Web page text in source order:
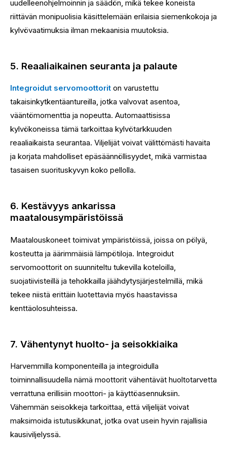
uudelleenohjelmoinnin ja säädön, mikä tekee koneista
riittävän monipuolisia käsittelemään erilaisia ​​siemenkokoja ja
kylvövaatimuksia ilman mekaanisia muutoksia.
5. Reaaliaikainen seuranta ja palaute
Integroidut servomoottorit on varustettu
takaisinkytkentäantureilla, jotka valvovat asentoa,
vääntömomenttia ja nopeutta. Automaattisissa
kylvökoneissa tämä tarkoittaa kylvötarkkuuden
reaaliaikaista seurantaa. Viljelijät voivat välittömästi havaita
ja korjata mahdolliset epäsäännöllisyydet, mikä varmistaa
tasaisen suorituskyvyn koko pellolla.
6. Kestävyys ankarissa
maatalousympäristöissä
Maatalouskoneet toimivat ympäristöissä, joissa on pölyä,
kosteutta ja äärimmäisiä lämpötiloja. Integroidut
servomoottorit on suunniteltu tukevilla koteloilla,
suojatiivisteillä ja tehokkailla jäähdytysjärjestelmillä, mikä
tekee niistä erittäin luotettavia myös haastavissa
kenttäolosuhteissa.
7. Vähentynyt huolto- ja seisokkiaika
Harvemmilla komponenteilla ja integroidulla
toiminnallisuudella nämä moottorit vähentävät huoltotarvetta
verrattuna erillisiin moottori- ja käyttöasennuksiin.
Vähemmän seisokkeja tarkoittaa, että viljelijät voivat
maksimoida istutusikkunat, jotka ovat usein hyvin rajallisia
kausiviljelyssä.